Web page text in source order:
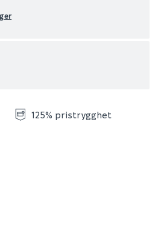
125% pristrygghet